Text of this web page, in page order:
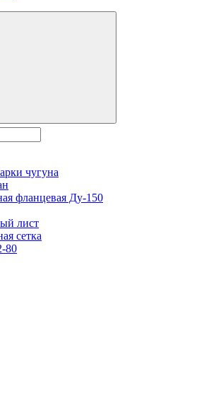
чугуна
фланцевая Ду-150
лист
сетка
80